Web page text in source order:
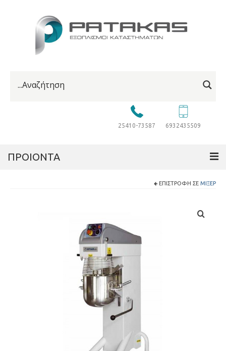
25410-73587 6932435509
ΠΡΟΙΟΝΤΑ
ΕΠΙΣΤΡΟΦΉ ΣΕ ΜΊΞΕΡ